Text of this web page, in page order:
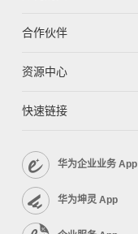
合作伙伴
资源中心
快速链接
华为企业业务 App
华为坤灵 App